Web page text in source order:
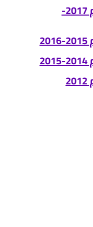
تقرير الانشطه الطلابيه لعام 2017-